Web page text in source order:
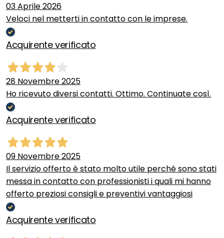
03 Aprile 2026
Veloci nel metterti in contatto con le imprese.
Acquirente verificato
28 Novembre 2025
Ho ricevuto diversi contatti. Ottimo. Continuate così.
Acquirente verificato
09 Novembre 2025
Il servizio offerto è stato molto utile perché sono stati
messa in contatto con professionisti i quali mi hanno
offerto preziosi consigli e preventivi vantaggiosi
Acquirente verificato